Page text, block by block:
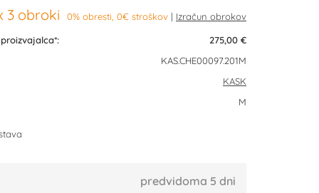
3 obroki 0% obresti, 0€ stroškov
275,00 €
KAS.CHE00097.201M
KASK
M
predvidoma 5 dni